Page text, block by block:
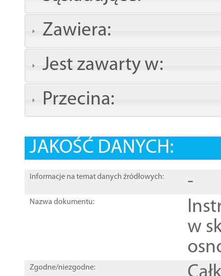
Zawiera:
Jest zawarty w:
Przecina:
JAKOŚĆ DANYCH:
Informacje na temat danych źródłowych: -
Nazwa dokumentu:
w
Zgodne/niezgodne: